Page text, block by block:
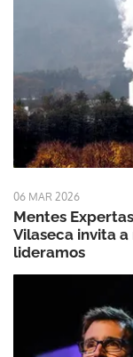
06 MAR 2026
Mentes
Vilaseca invita
lideramos